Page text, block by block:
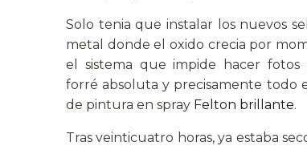
Solo tenia que instalar los nuevos
metal donde el oxido crecia por
el sistema que impide hacer
forré absoluta y precisamente todo
de pintura en spray Felton brillante.
Tras veinticuatro horas, ya estaba